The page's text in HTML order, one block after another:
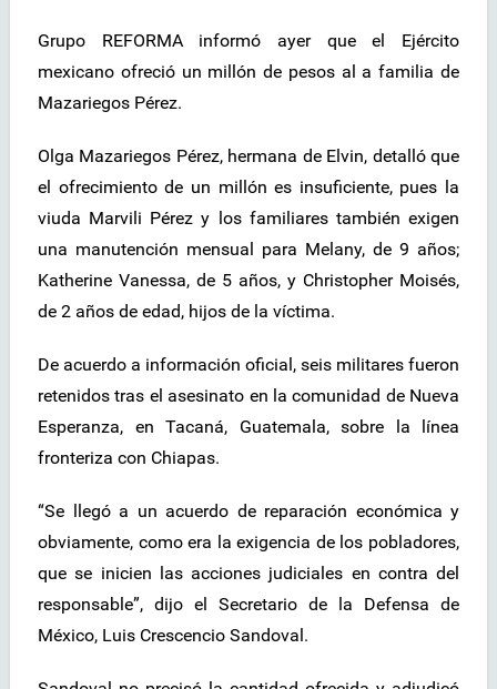
Grupo REFORMA informó ayer que el Ejército
mexicano ofreció un millón de pesos al a familia de
Mazariegos Pérez.
Olga Mazariegos Pérez, hermana de Elvin, detalló que
el ofrecimiento de un millón es insuficiente, pues la
viuda Marvili Pérez y los familiares también exigen
una manutención mensual para Melany, de 9 años;
Katherine Vanessa, de 5 años, y Christopher Moisés,
de 2 años de edad, hijos de la víctima.
De acuerdo a información oficial, seis militares fueron
retenidos tras el asesinato en la comunidad de Nueva
Esperanza, en Tacaná, Guatemala, sobre la línea
fronteriza con Chiapas.
“Se llegó a un acuerdo de reparación económica y
obviamente, como era la exigencia de los pobladores,
que se inicien las acciones judiciales en contra del
responsable”, dijo el Secretario de la Defensa de
México, Luis Crescencio Sandoval.